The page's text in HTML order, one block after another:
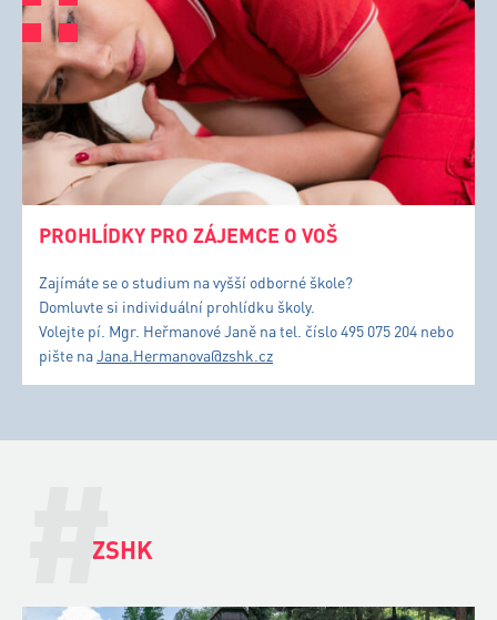
PROHLÍDKY PRO ZÁJEMCE O VOŠ
Zajímáte se o studium na vyšší odborné škole?
Domluvte si individuální prohlídku školy.
Volejte pí. Mgr. Heřmanové Janě na tel. číslo 495 075 204 nebo
pište naJana.Hermanova@zshk.cz
#
ZSHK